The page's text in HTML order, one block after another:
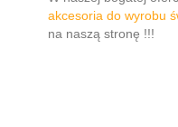
akcesoria do wyrobu
na naszą stronę !!!